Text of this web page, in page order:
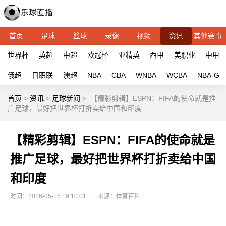
首页 足球 篮球 录像 视频 资讯 其他赛事
世界杯 英超 中超 欧冠杯 亚精英 西甲 美职业 中甲
俄超 日职联 澳超 NBA CBA WNBA WCBA NBA-G
首页 > 资讯 > 足球新闻 >
【精彩剪辑】ESPN：FIFA的使命就是推
广足球，最好把世界杯打折卖给中国和印度
【精彩剪辑】ESPN：FIFA的使命就是
推广足球，最好把世界杯打折卖给中国
和印度
时间：2026-05-15 19:10:01 来源：体育百科